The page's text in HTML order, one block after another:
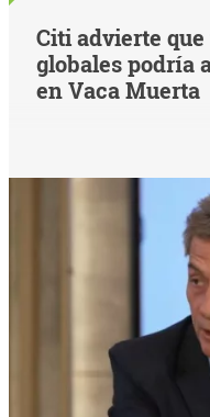
Citi advierte
globales podría
en Vaca Muerta